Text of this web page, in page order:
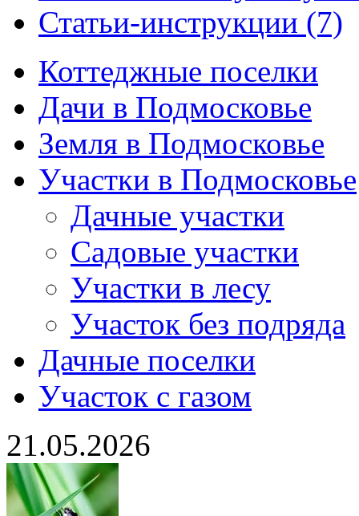
Статьи-инструкции (7)
Коттеджные поселки
Дачи в Подмосковье
Земля в Подмосковье
Участки в Подмосковье
Дачные участки
Садовые участки
Участки в лесу
Участок без подряда
Дачные поселки
Участок с газом
21.05.2026